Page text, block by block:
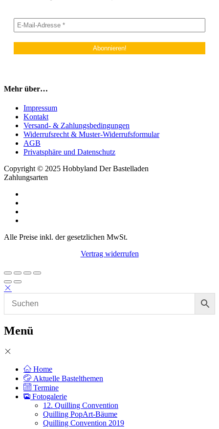
Mehr über…
Impressum
Kontakt
Versand- & Zahlungsbedingungen
Widerrufsrecht & Muster-Widerrufsformular
AGB
Privatsphäre und Datenschutz
Copyright © 2025 Hobbyland Der Bastelladen
Zahlungsarten
Alle Preise inkl. der gesetzlichen MwSt.
Vertrag widerrufen
Menü
Home
Aktuelle Bastelthemen
Termine
Fotogalerie
12. Quilling Convention
Quilling PopArt-Bäume
Quilling Convention 2019